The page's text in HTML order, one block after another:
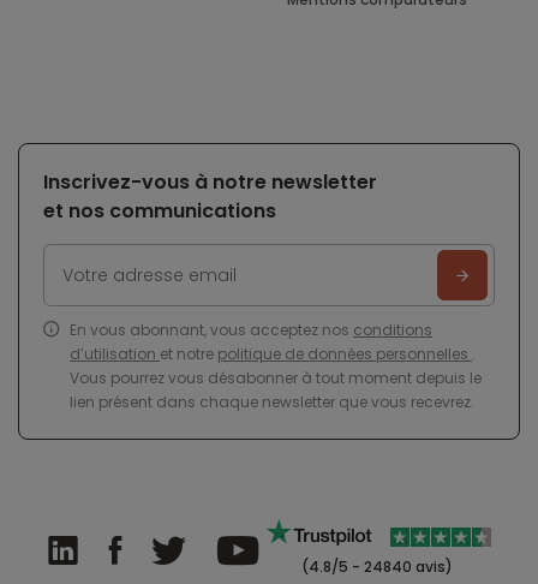
Inscrivez-vous à notre newsletter
et nos communications
En vous abonnant, vous acceptez nos conditions
d’utilisation et notre politique de données personnelles .
Vous pourrez vous désabonner à tout moment depuis le
lien présent dans chaque newsletter que vous recevrez.
(4.8/5 - 24840 avis)